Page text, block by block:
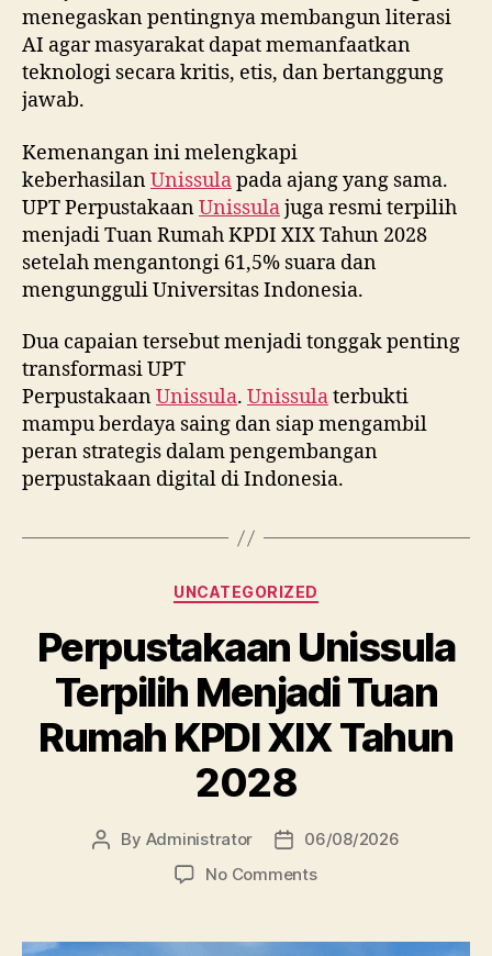
menegaskan pentingnya membangun literasi
AI agar masyarakat dapat memanfaatkan
teknologi secara kritis, etis, dan bertanggung
jawab.
Kemenangan ini melengkapi
keberhasilanUnissulapada ajang yang sama.
UPT PerpustakaanUnissulajuga resmi terpilih
menjadi Tuan Rumah KPDI XIX Tahun 2028
setelah mengantongi 61,5% suara dan
mengungguli Universitas Indonesia.
Dua capaian tersebut menjadi tonggak penting
transformasi UPT
PerpustakaanUnissula. Unissulaterbukti
mampu berdaya saing dan siap mengambil
peran strategis dalam pengembangan
perpustakaan digital di Indonesia.
Categories
UNCATEGORIZED
Perpustakaan Unissula
Terpilih Menjadi Tuan
Rumah KPDI XIX Tahun
2028
Post
By Administrator
Post
date
06/08/2026
No Commentson
Terpilih